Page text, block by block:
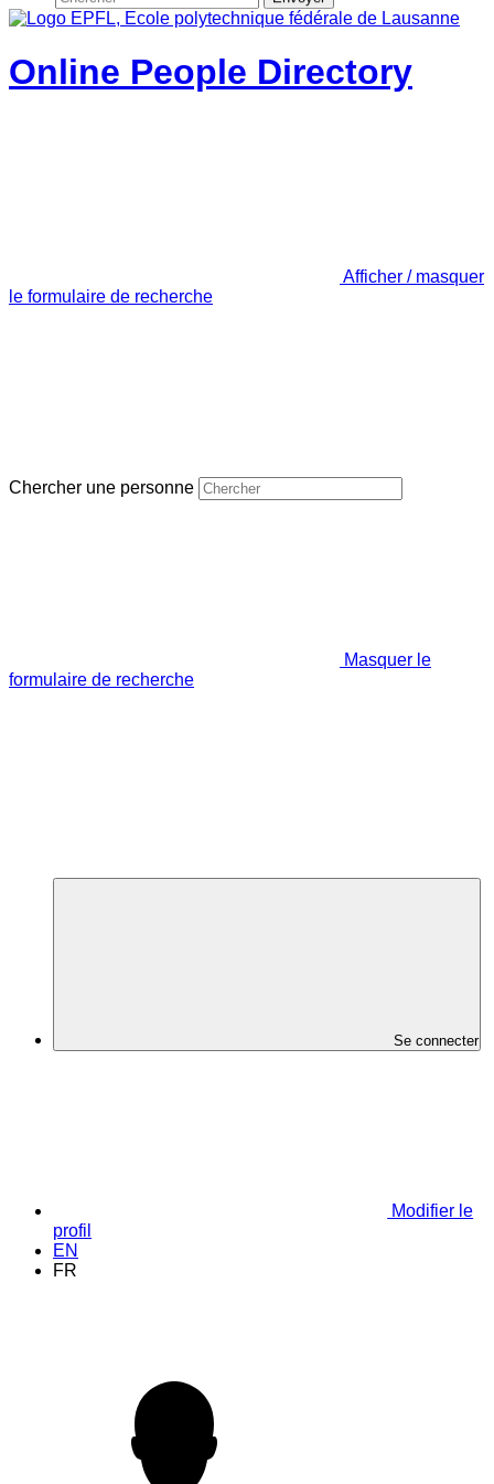
Online People Directory
Afficher / masquer
le formulaire de recherche
Chercher une personne
Masquer le
formulaire de recherche
Se connecter
Modifier le
profil
EN
FR